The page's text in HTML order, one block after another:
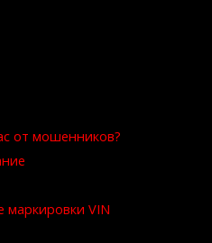
от мошенников?
маркировки VIN